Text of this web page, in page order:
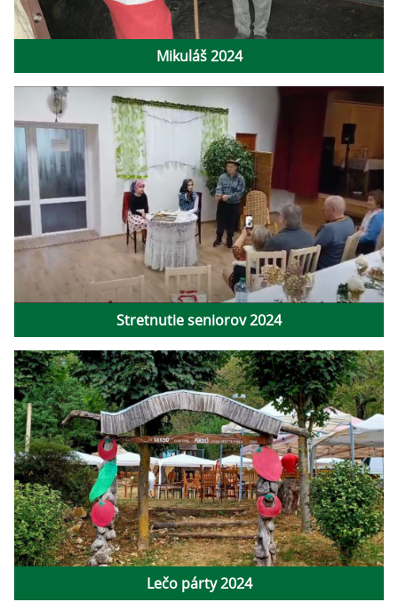
Mikuláš 2024
Stretnutie seniorov 2024
Lečo párty 2024